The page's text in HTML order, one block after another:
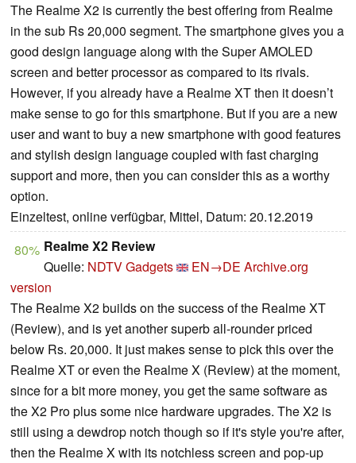
The Realme X2 is currently the best offering from Realme
in the sub Rs 20,000 segment. The smartphone gives you a
good design language along with the Super AMOLED
screen and better processor as compared to its rivals.
However, if you already have a Realme XT then it doesn’t
make sense to go for this smartphone. But if you are a new
user and want to buy a new smartphone with good features
and stylish design language coupled with fast charging
support and more, then you can consider this as a worthy
option.
Einzeltest, online verfügbar, Mittel, Datum: 20.12.2019
80% Realme X2 Review
Quelle: NDTV Gadgets EN→DE Archive.org
version
The Realme X2 builds on the success of the Realme XT
(Review), and is yet another superb all-rounder priced
below Rs. 20,000. It just makes sense to pick this over the
Realme XT or even the Realme X (Review) at the moment,
since for a bit more money, you get the same software as
the X2 Pro plus some nice hardware upgrades. The X2 is
still using a dewdrop notch though so if it's style you're after,
then the Realme X with its notchless screen and pop-up